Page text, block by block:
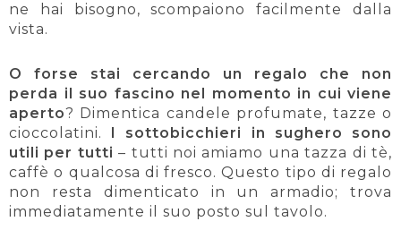
ne hai bisogno, scompaiono facilmente dalla
vista.
O forse stai cercando un regalo che non
perda il suo fascino nel momento in cui viene
aperto? Dimentica candele profumate, tazze o
cioccolatini.
I sottobicchieri in sughero sono
utili per tutti – tutti noi amiamo una tazza di tè,
caffè o qualcosa di fresco. Questo tipo di regalo
non resta dimenticato in un armadio; trova
immediatamente il suo posto sul tavolo.